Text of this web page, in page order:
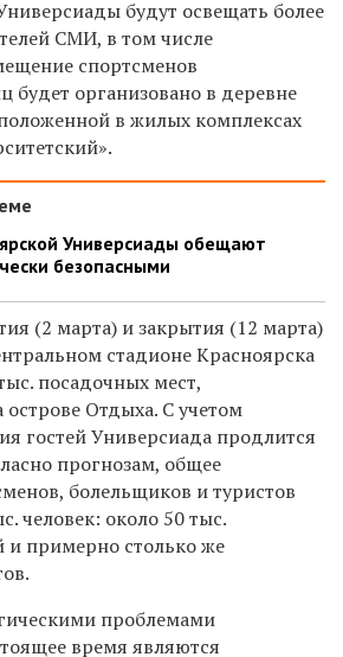
будут освещать более
СМИ, в том числе
спортсменов
будет организовано в деревне
в жилых комплексах
Универсиады обещают
безопасными
(2 марта) и закрытия (12 марта)
стадионе Красноярска
посадочных мест,
Отдыха. С учетом
гостей Универсиада продлится
прогнозам, общее
болельщиков и туристов
человек: около 50 тыс.
и примерно столько же
проблемами
время являются